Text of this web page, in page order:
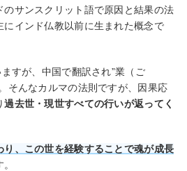
のサンスクリット語で原因と結果の法
にインド仏教以前に生まれた概念で
すが、中国で翻訳され”業（ご
そんなカルマの法則ですが、因果応
過去世・現世すべての行いが返ってく
り、この世を経験することで魂が成長